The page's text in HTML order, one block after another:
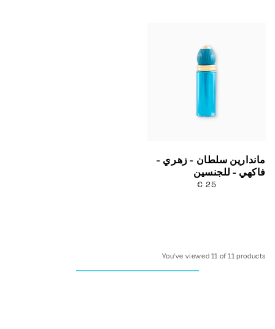
ماندارين سلطان - زهري -
فاكهي - للجنسين
السعر
25 €
You've viewed 11 of 11 products